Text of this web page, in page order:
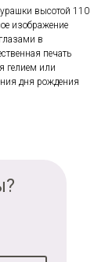
высотой 110
изображение
в
печать
гелием или
дня рождения